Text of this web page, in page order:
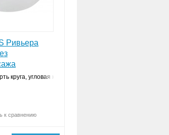
Ривьера
круга, угловая конструкция
к сравнению